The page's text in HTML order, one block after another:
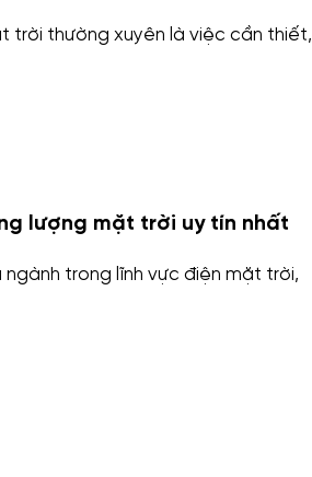
trời thường xuyên là việc cần thiết,
lượng mặt trời uy tín nhất
trong lĩnh vực điện mặt trời,